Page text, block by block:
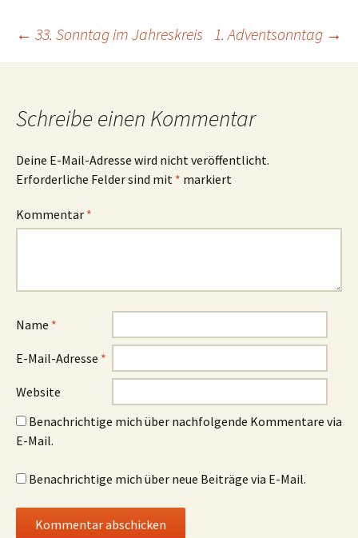
Beitragsnavigation
← 33. Sonntag im Jahreskreis 1. Adventsonntag →
Schreibe einen Kommentar
Deine E-Mail-Adresse wird nicht veröffentlicht.
Erforderliche Felder sind mit * markiert
Kommentar *
Name *
E-Mail-Adresse *
Website
Benachrichtige mich über nachfolgende Kommentare via
E-Mail.
Benachrichtige mich über neue Beiträge via E-Mail.